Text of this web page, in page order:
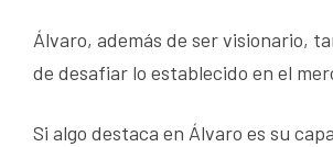
Álvaro, además de ser visionario,
de desafiar lo establecido en el
Si algo destaca en Álvaro es su